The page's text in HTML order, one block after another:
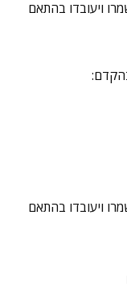
ויעובדו בהתאם
ויעובדו בהתאם